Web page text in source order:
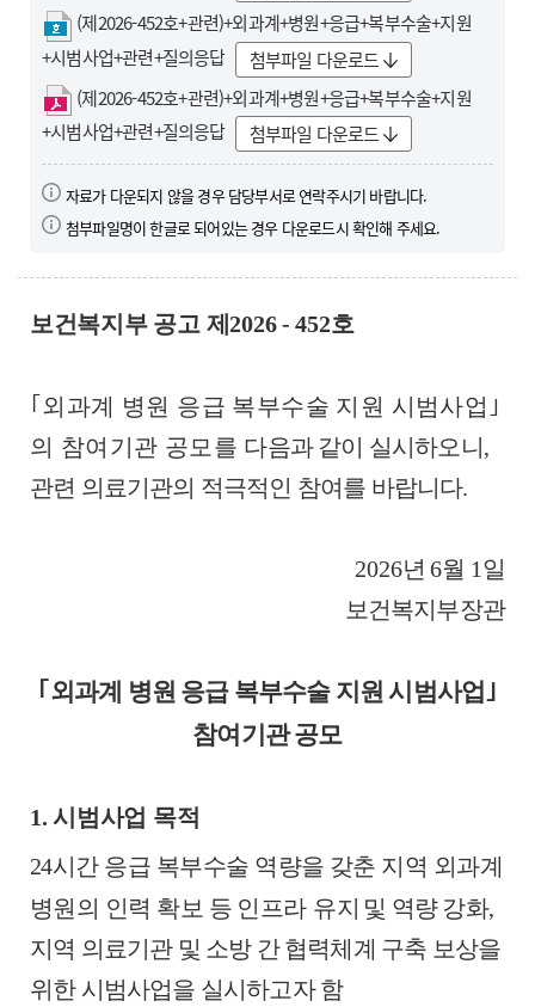
h
w
(제2026-452호+관련)+외과계+병원+응급+복부수술+지원
+시범사업+관련+질의응답
첨부파일 다운로드
p
d
(제2026-452호+관련)+외과계+병원+응급+복부수술+지원
+시범사업+관련+질의응답
첨부파일 다운로드
자료가 다운되지 않을 경우 담당부서로 연락주시기 바랍니다.
첨부파일명이 한글로 되어있는 경우 다운로드시 확인해 주세요.
보건복지부 공고 제2026 - 452호
｢ 외과계 병원 응급 복부수술 지원 시범사업 ｣
의 참여기관 공모를 다음과 같이 실시하오니 ,
관련 의료기관의 적극적인 참여를 바랍니다.
2026년6월 1일
보건복지부장관
｢ 외과계 병원 응급 복부수술 지원 시범사업｣
참여기관 공모
1. 시범사업 목적
24시간 응급 복부수술 역량을 갖춘 지역 외과계
병원의 인력 확보 등 인프라 유지 및 역량 강화,
지역 의료기관 및 소방 간 협력체계 구축 보상을
위한 시범사업을 실시하고자 함